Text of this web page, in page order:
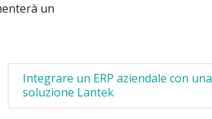
un
Integrare un ERP aziendale con una
soluzione Lantek